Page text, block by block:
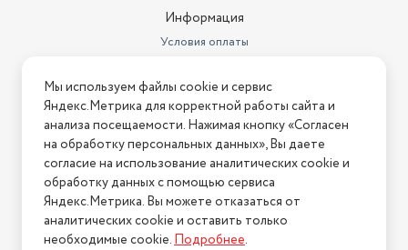
Информация
Условия оплаты
Условия возврата
Нашли ошибку на сайте? Напишите нам
2026 © Интернет-магазин "АстМаркет". У нас есть всё!
Политика конфиденциальности
Мы используем файлы cookie и сервис
Яндекс.Метрика для корректной работы сайта и
анализа посещаемости. Нажимая кнопку «Согласен
на обработку персональных данных», Вы даете
согласие на использование аналитических cookie и
обработку данных с помощью сервиса
Яндекс.Метрика. Вы можете отказаться от
аналитических cookie и оставить только
необходимые cookie.Подробнее.